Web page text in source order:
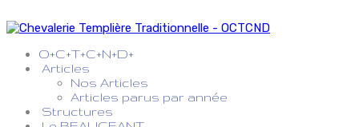
O+C+T+C+N+D+
Articles
Nos Articles
Articles parus par année
Structures